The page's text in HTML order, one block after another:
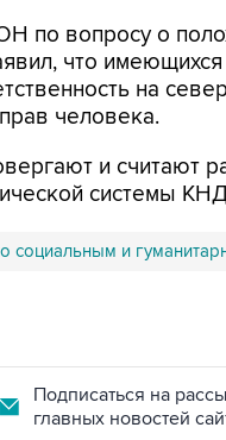
по вопросу о
что имеющихся
на
человека.
и считают
системы
социальным и
Подписаться на
главных новостей